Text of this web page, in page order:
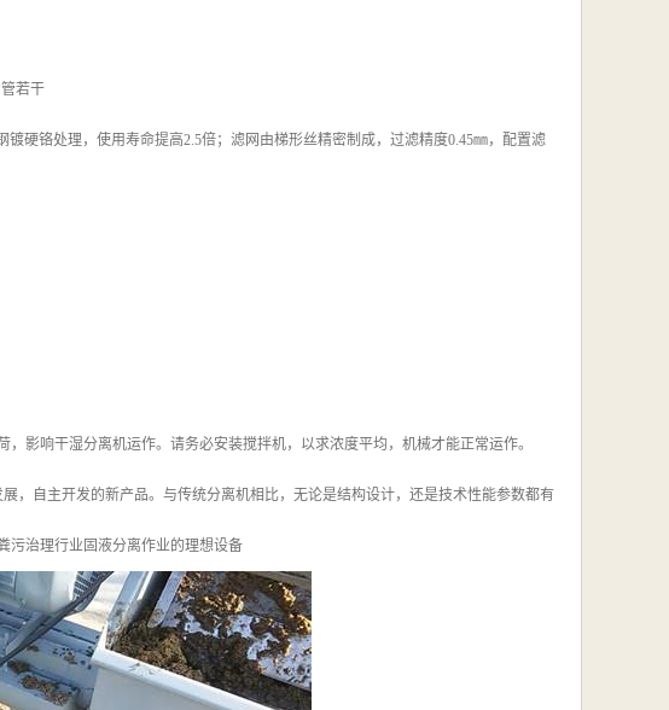
若干
硬铬处理，使用寿命提高2.5倍；滤网由梯形丝精密制成，过滤精度0.45㎜，配置滤
影响干湿分离机运作。请务必安装搅拌机，以求浓度平均，机械才能正常运作。
，自主开发的新产品。与传统分离机相比，无论是结构设计，还是技术性能参数都有
污治理行业固液分离作业的理想设备